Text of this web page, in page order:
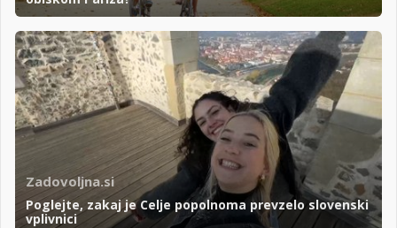
Zadovoljna.si
Poglejte, zakaj je Celje popolnoma prevzelo slovenski
vplivnici